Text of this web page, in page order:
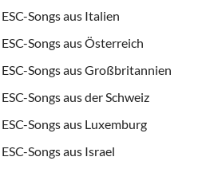
Songs aus Italien
Songs aus Österreich
Songs aus Großbritannien
Songs aus der Schweiz
Songs aus Luxemburg
Songs aus Israel